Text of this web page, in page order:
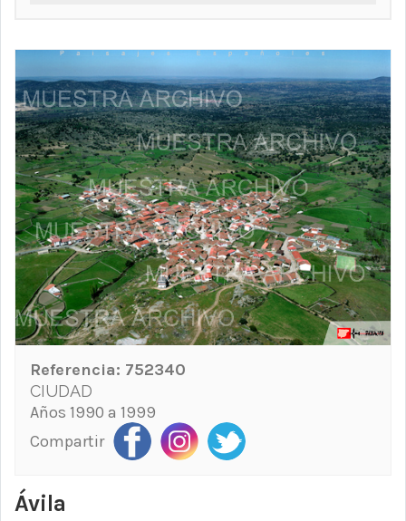
Referencia: 752340
CIUDAD
Años 1990 a 1999
Compartir
Ávila